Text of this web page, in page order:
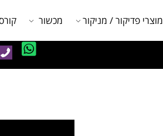
מוצרי פדיקור / מניקור מכשור